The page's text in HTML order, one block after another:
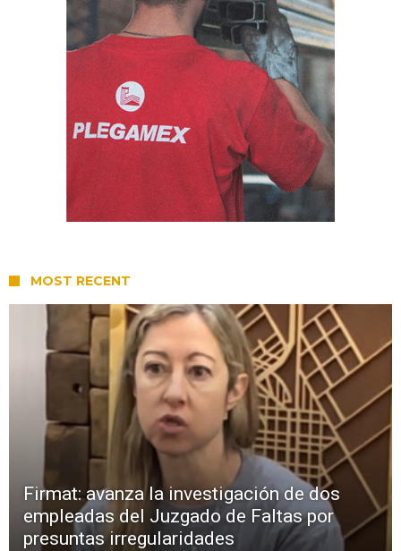
MOST RECENT
Firmat: avanza la investigación de dos
empleadas del Juzgado de Faltas por
presuntas irregularidades